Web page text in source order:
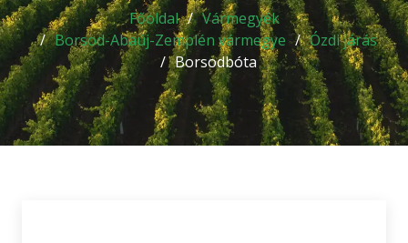
Főoldal
Vármegyék
Borsod-Abaúj-Zemplén vármegye
Ózdi járás
Borsodbóta